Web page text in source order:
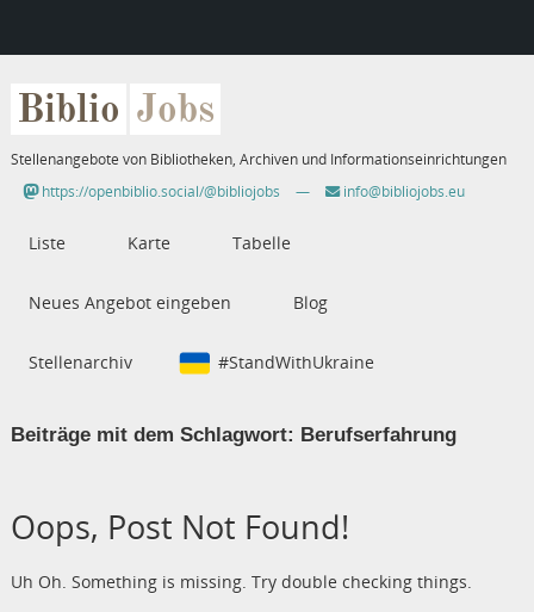
Biblio Jobs
Stellenangebote von Bibliotheken, Archiven und Informationseinrichtungen
https://openbiblio.social/@bibliojobs
— info@bibliojobs.eu
Liste Karte Tabelle
Neues Angebot eingeben Blog
Stellenarchiv #StandWithUkraine
Beiträge mit dem Schlagwort: Berufserfahrung
Oops, Post Not Found!
Uh Oh. Something is missing. Try double checking things.